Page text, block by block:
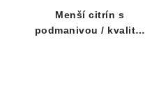
Menší citrín s
podmanivou / kvalitní